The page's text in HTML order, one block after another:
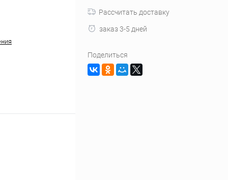
Рассчитать доставку
заказ 3-5 дней
Поделиться